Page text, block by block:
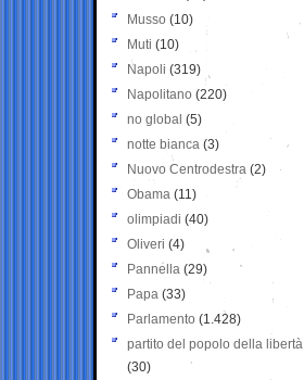
Musso (10)
Muti (10)
Napoli (319)
Napolitano (220)
no global (5)
notte bianca (3)
Nuovo Centrodestra (2)
Obama (11)
olimpiadi (40)
Oliveri (4)
Pannella (29)
Papa (33)
Parlamento (1.428)
partito del popolo della libertà
(30)